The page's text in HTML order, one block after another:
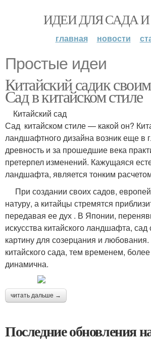
ИДЕИ ДЛЯ САДА
главная новости
Простые идеи
Китайский садик
Сад в китайском стиле
Китайский сад
Сад китайском стиле — какой он?
ландшафтного дизайна возник еще в
древность и за прошедшие века
претерпел изменений. Кажущаяся
ландшафта, является тонким
При создании своих садов,
натуру, а китайцы стремятся
передавая ее дух . В Японии,
искусства китайского ландшафта, сад
картину для созерцания и
китайского сада, тем временем,
динамична.
читать дальше →
Последние обновления